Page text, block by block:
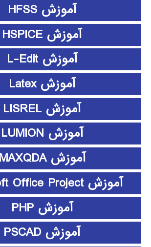
آموزش HFSS
آموزش HSPICE
آموزش L-Edit
آموزش Latex
آموزش LISREL
آموزش LUMION
آموزش MAXQDA
آموزش Microsoft Office Project
آموزش PHP
آموزش PSCAD